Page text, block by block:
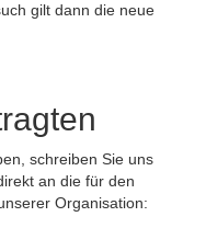
gilt dann die neue
schreiben Sie uns
an die für den
Organisation: